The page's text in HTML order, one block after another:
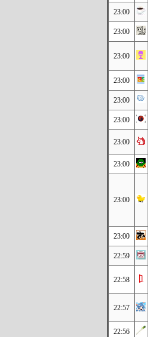
23:00
23:00
23:00
23:00
23:00
23:00
23:00
23:00
23:00
23:00
22:59
22:58
22:57
22:56